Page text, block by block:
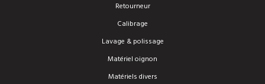
Retourneur
Calibrage
Lavage & polissage
Matériel oignon
Matériels divers